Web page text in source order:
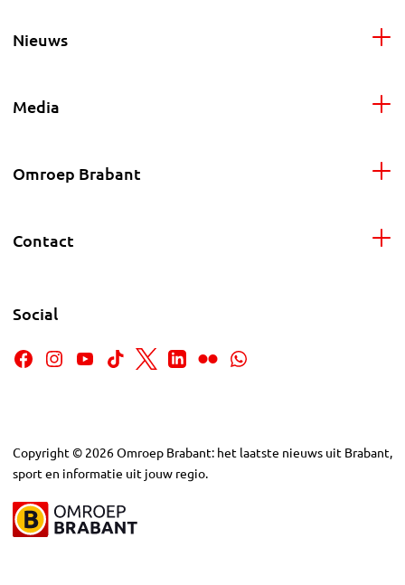
Nieuws
Media
Omroep Brabant
Contact
Social
Copyright © 2026Omroep Brabant: het laatste nieuws uit Brabant,
sport en informatie uit jouw regio.